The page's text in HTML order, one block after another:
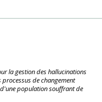
la gestion des hallucinations
de changement
population souffrant de